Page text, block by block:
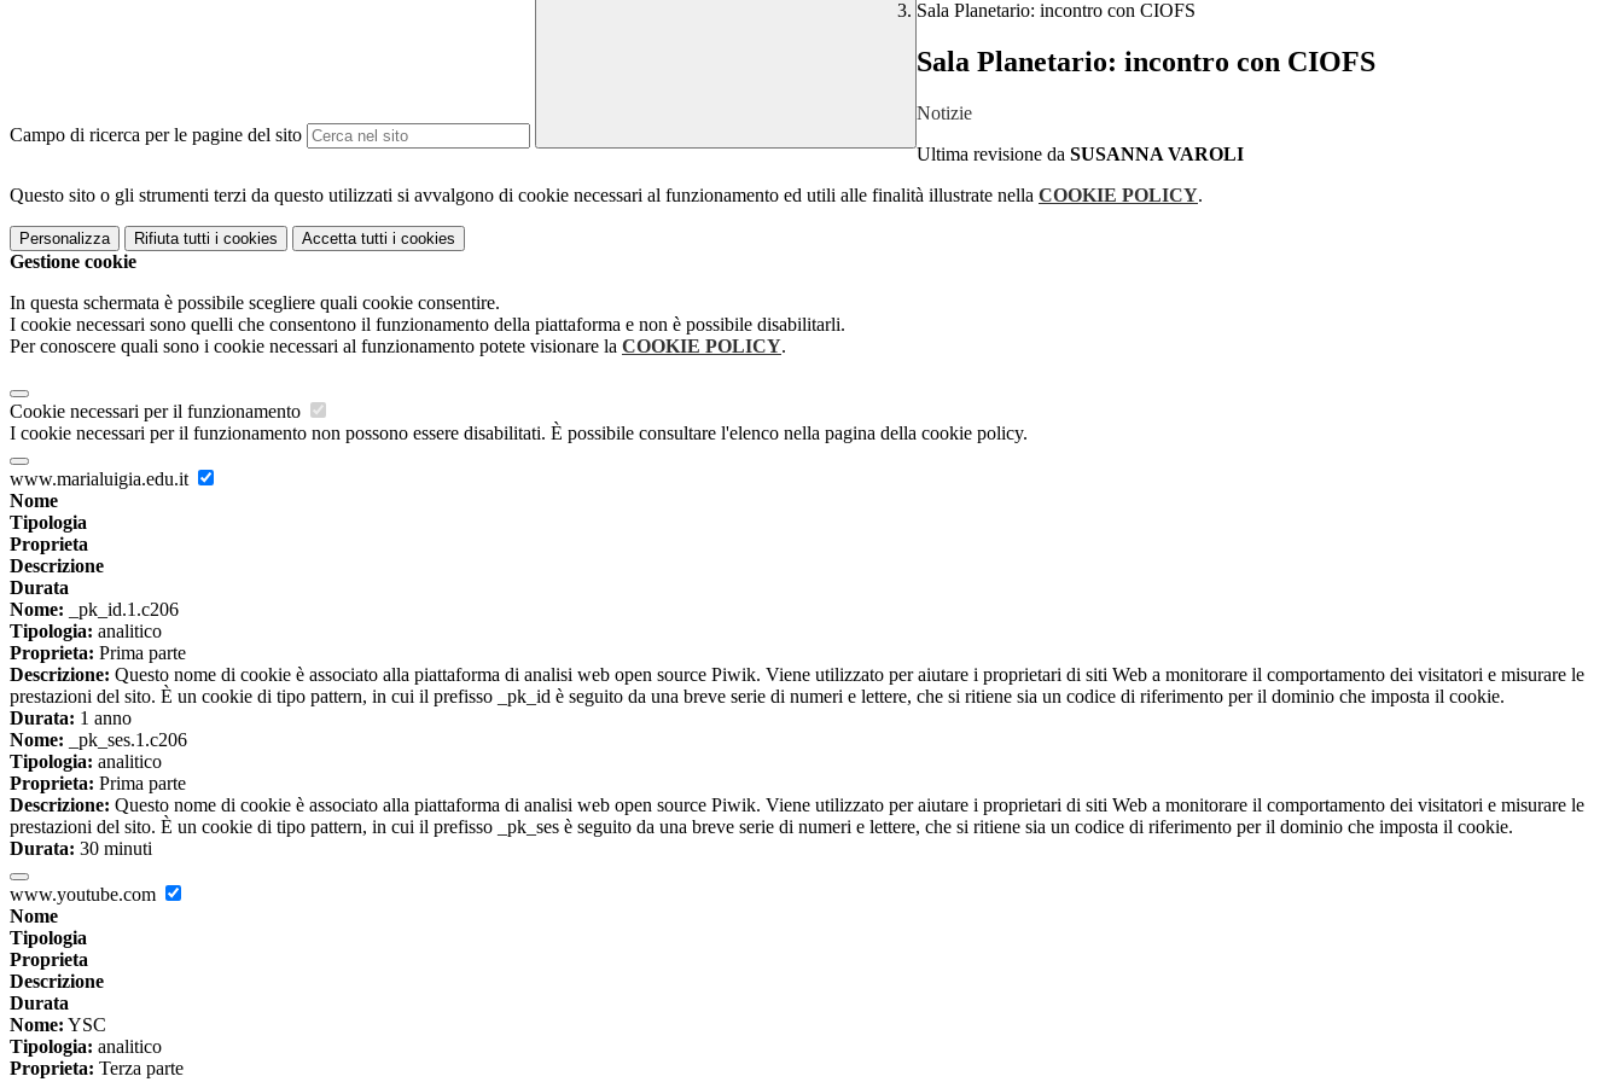
Campo di ricerca per le pagine del sito
Sala Planetario: incontro con CIOFS
Sala Planetario: incontro con CIOFS
Notizie
Ultima revisione da SUSANNA VAROLI
Questo sito o gli strumenti terzi da questo utilizzati si avvalgono di cookie necessari al funzionamento ed utili alle finalità illustrate nella COOKIE POLICY.
Personalizza Rifiuta tutti i cookies Accetta tutti i cookies
Gestione cookie
In questa schermata è possibile scegliere quali cookie consentire.
I cookie necessari sono quelli che consentono il funzionamento della piattaforma e non è possibile disabilitarli.
Per conoscere quali sono i cookie necessari al funzionamento potete visionare la COOKIE POLICY.
Cookie necessari per il funzionamento
I cookie necessari per il funzionamento non possono essere disabilitati. È possibile consultare l'elenco nella pagina della cookie policy.
www.marialuigia.edu.it
Nome
Tipologia
Proprieta
Descrizione
Durata
Nome: _pk_id.1.c206
Tipologia: analitico
Proprieta: Prima parte
Descrizione: Questo nome di cookie è associato alla piattaforma di analisi web open source Piwik. Viene utilizzato per aiutare i proprietari di siti Web a monitorare il comportamento dei visitatori e misurare le
prestazioni del sito. È un cookie di tipo pattern, in cui il prefisso _pk_id è seguito da una breve serie di numeri e lettere, che si ritiene sia un codice di riferimento per il dominio che imposta il cookie.
Durata: 1 anno
Nome: _pk_ses.1.c206
Tipologia: analitico
Proprieta: Prima parte
Descrizione: Questo nome di cookie è associato alla piattaforma di analisi web open source Piwik. Viene utilizzato per aiutare i proprietari di siti Web a monitorare il comportamento dei visitatori e misurare le
prestazioni del sito. È un cookie di tipo pattern, in cui il prefisso _pk_ses è seguito da una breve serie di numeri e lettere, che si ritiene sia un codice di riferimento per il dominio che imposta il cookie.
Durata: 30 minuti
www.youtube.com
Nome
Tipologia
Proprieta
Descrizione
Durata
Nome: YSC
Tipologia: analitico
Proprieta: Terza parte